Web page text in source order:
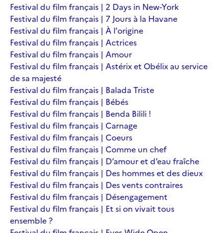
Festival du film français | 2 Days in New-York
Festival du film français | 7 Jours à la Havane
Festival du film français | À l'origine
Festival du film français | Actrices
Festival du film français | Amour
Festival du film français | Astérix et Obélix au service
de sa majesté
Festival du film français | Balada Triste
Festival du film français | Bébés
Festival du film français | Benda Bilili !
Festival du film français | Carnage
Festival du film français | Coeurs
Festival du film français | Comme un chef
Festival du film français | D’amour et d’eau fraîche
Festival du film français | Des hommes et des dieux
Festival du film français | Des vents contraires
Festival du film français | Désengagement
Festival du film français | Et si on vivait tous
ensemble ?